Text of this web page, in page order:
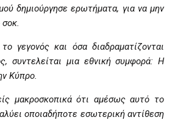
δημιούργησε ερωτήματα, για να μην
γεγονός και όσα διαδραματίζονται
συντελείται μια εθνική συμφορά: Η
Κύπρο.
μακροσκοπικά ότι αμέσως αυτό το
οποιαδήποτε εσωτερική αντίθεση